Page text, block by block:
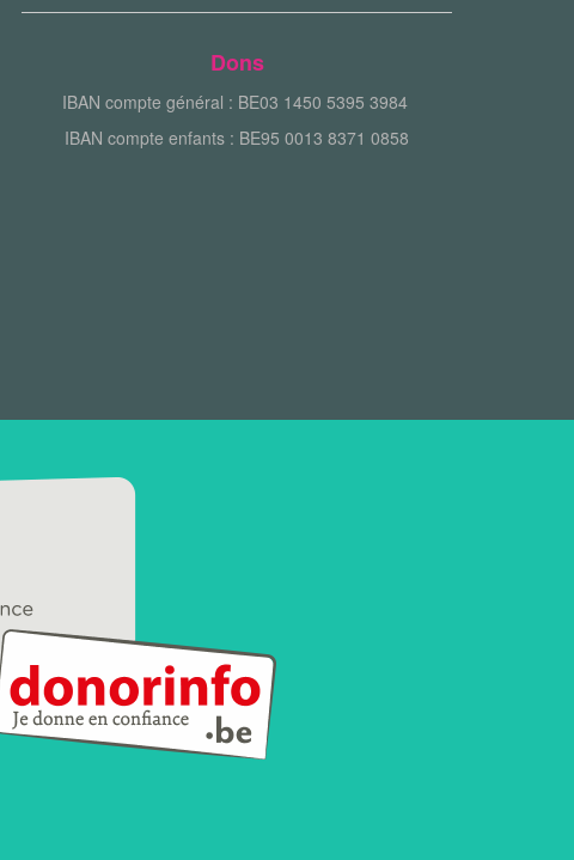
Dons
IBAN compte général : BE03 1450 5395 3984
IBAN compte enfants : BE95 0013 8371 0858